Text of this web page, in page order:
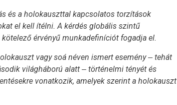
és a holokauszttal kapcsolatos torzítások
el kell ítélni. A kérdés globális szintű
érvényű munkadefiníciót fogadja el.
vagy soá néven ismert esemény ‒ tehát
világháború alatt ‒ történelmi tényét és
vonatkozik, amelyek szerint a holokauszt